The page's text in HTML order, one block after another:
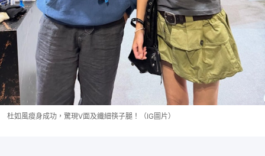
杜如風瘦身成功，驚現V面及纖細筷子腿！（IG圖片）